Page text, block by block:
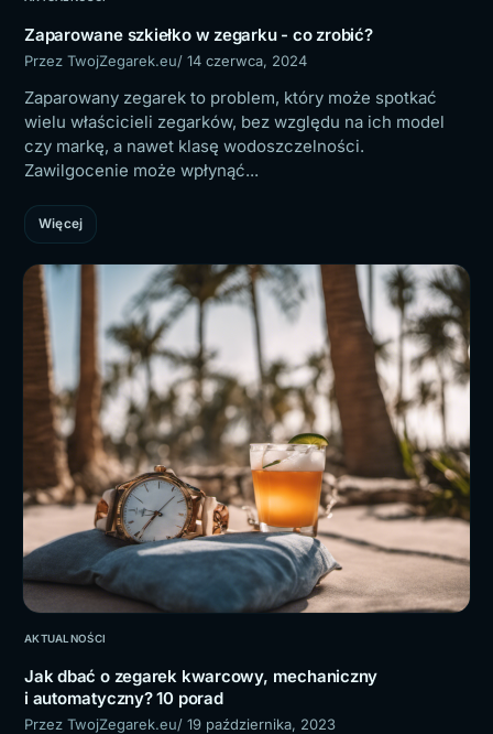
Zaparowane szkiełko w zegarku - co zrobić?
Przez TwojZegarek.eu/ 14 czerwca, 2024
Zaparowany zegarek to problem, który może spotkać
wielu właścicieli zegarków, bez względu na ich model
czy markę, a nawet klasę wodoszczelności.
Zawilgocenie może wpłynąć...
Więcej
AKTUALNOŚCI
Jak dbać o zegarek kwarcowy, mechaniczny
i automatyczny? 10 porad
Przez TwojZegarek.eu/ 19 października, 2023